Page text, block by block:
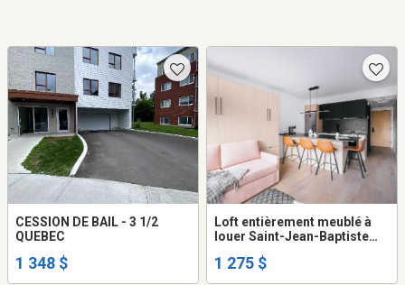
CESSION DE BAIL - 3 1/2
QUEBEC
1 348 $
Loft entièrement meublé à
louer Saint-Jean-Baptiste
1 275 $